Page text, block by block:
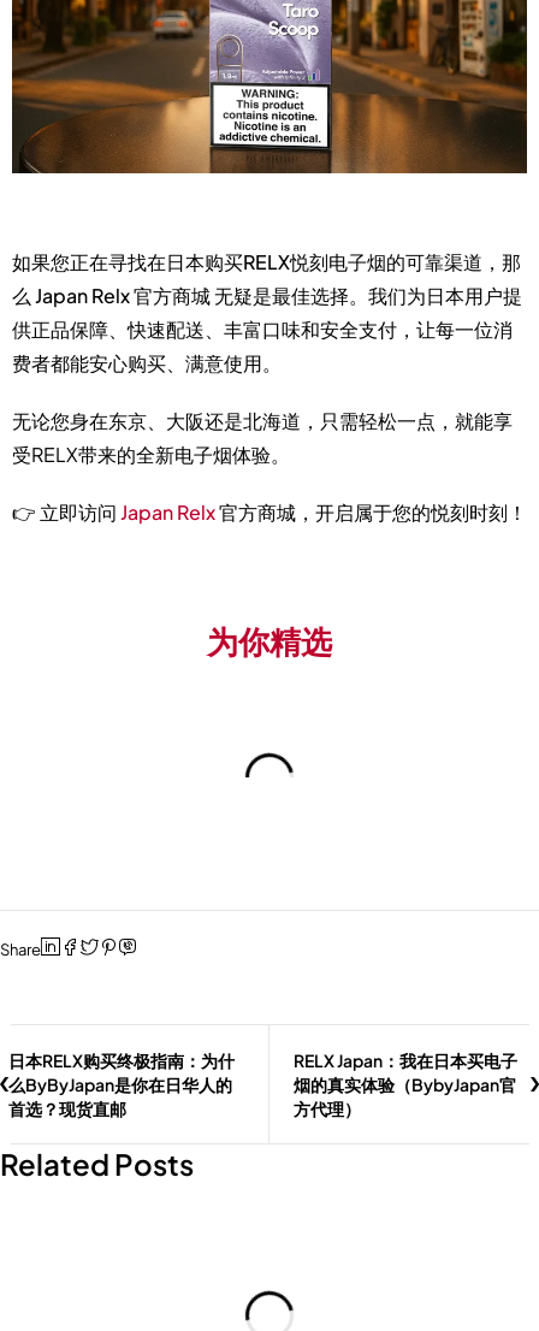
如果您正在寻找在日本购买RELX悦刻电子烟的可靠渠道 ，那
么 Japan Relx 官方商城无疑是最佳选择。我们为日本用户提
供正品保障、快速配送、丰富口味和安全支付，让每一位消
费者都能安心购买、满意使用。
无论您身在东京、大阪还是北海道，只需轻松一点，就能享
受RELX带来的全新电子烟体验。
👉 立即访问Japan Relx官方商城 ，开启属于您的悦刻时刻！
为你精选
Share
日本RELX购买终极指南：为什
么ByByJapan是你在日华人的
首选？现货直邮
RELX Japan：我在日本买电子
烟的真实体验（BybyJapan官
方代理）
Related Posts